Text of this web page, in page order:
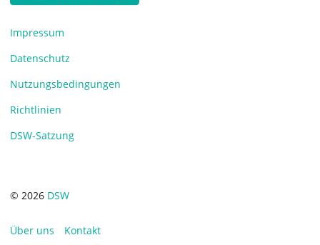
Impressum
Datenschutz
Nutzungsbedingungen
Richtlinien
DSW-Satzung
© 2026 DSW
Über uns Kontakt